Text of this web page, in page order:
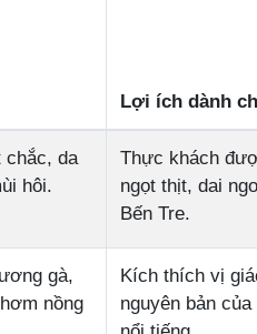
Lợi ích dành
chắc, da
hôi.
Thực khách
ngọt thịt, dai
Bến Tre.
gà,
nồng
Kích thích vị
nguyên bản